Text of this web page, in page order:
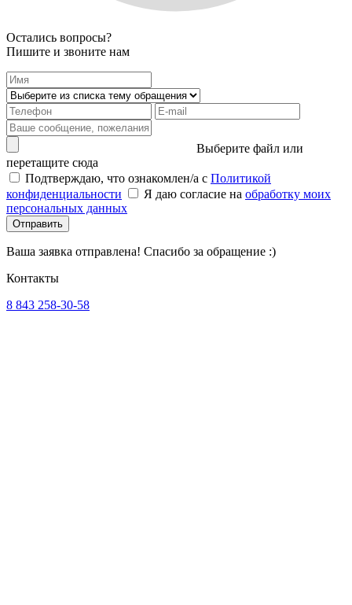
Остались вопросы?
Пишите и звоните нам
Выберите файл или
перетащите сюда
Подтверждаю, что ознакомлен/а с Политикой
конфиденциальности
Я даю согласие на обработку моих
персональных данных
Отправить
Ваша заявка отправлена! Спасибо за обращение :)
Контакты
8 843 258-30-58